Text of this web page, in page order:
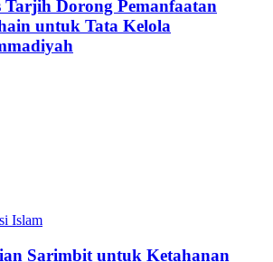
Tarjih Dorong Pemanfaatan
untuk Tata Kelola
Islam
Sarimbit untuk Ketahanan